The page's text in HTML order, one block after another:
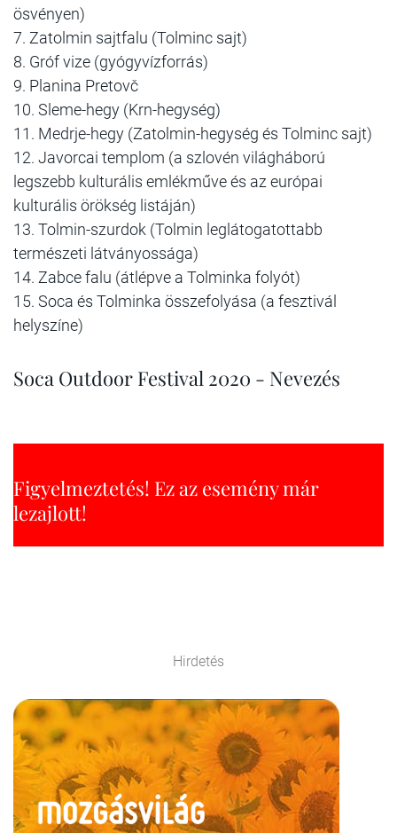
ösvényen)
7. Zatolmin sajtfalu (Tolminc sajt)
8. Gróf vize (gyógyvízforrás)
9. Planina Pretovč
10. Sleme-hegy (Krn-hegység)
11. Medrje-hegy (Zatolmin-hegység és Tolminc sajt)
12. Javorcai templom (a szlovén világháború
legszebb kulturális emlékműve és az európai
kulturális örökség listáján)
13. Tolmin-szurdok (Tolmin leglátogatottabb
természeti látványossága)
14. Zabce falu (átlépve a Tolminka folyót)
15. Soca és Tolminka összefolyása (a fesztivál
helyszíne)
Soca Outdoor Festival 2020 - Nevezés
Figyelmeztetés! Ez az esemény már
lezajlott!
Hirdetés